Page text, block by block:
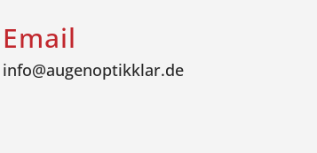
Email
info@augenoptikklar.de